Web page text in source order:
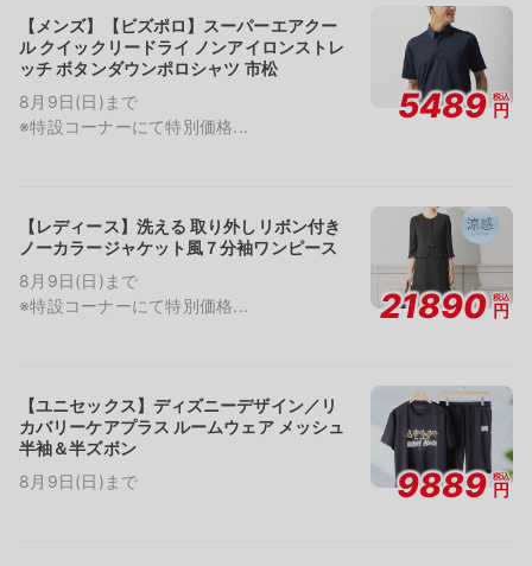
【メンズ】【ビズポロ】スーパーエアクー
ル クイックリードライ ノンアイロンストレ
ッチ ボタンダウンポロシャツ 市松
8月9日(日)まで
※特設コーナーにて特別価格...
5489 税込
円
【レディース】洗える 取り外しリボン付き
ノーカラージャケット風７分袖ワンピース
8月9日(日)まで
※特設コーナーにて特別価格...
21890 税込
円
【ユニセックス】ディズニーデザイン／リ
カバリーケアプラス ルームウェア メッシュ
半袖＆半ズボン
8月9日(日)まで
9889 税込
円